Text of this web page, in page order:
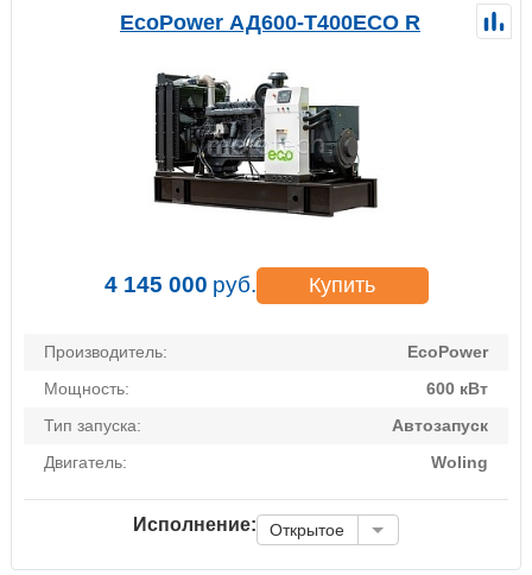
EcoPower АД600-T400ECO R
4 145 000 руб. Купить
Производитель:
EcoPower
Мощность:
600 кВт
Тип запуска:
Автозапуск
Двигатель:
Woling
Исполнение: Открытое